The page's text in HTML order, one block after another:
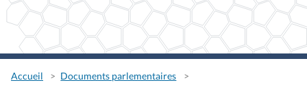
Accueil
Documents parlementaires